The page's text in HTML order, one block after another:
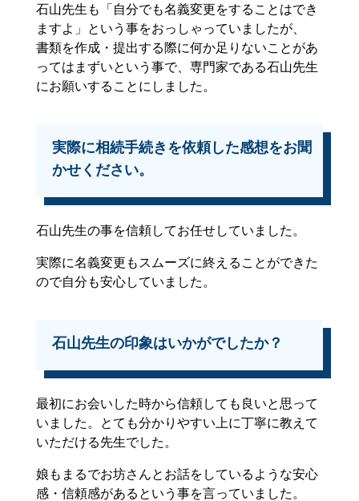
石山先生も「自分でも名義変更をすることはでき
ますよ」という事をおっしゃっていましたが、
書類を作成・提出する際に何か足りないことがあ
ってはまずいという事で、専門家である石山先生
にお願いすることにしました。
実際に相続手続きを依頼した感想をお聞
かせください。
石山先生の事を信頼してお任せしていました。
実際に名義変更もスムーズに終えることができた
ので自分も安心していました。
石山先生の印象はいかがでしたか？
最初にお会いした時から信頼しても良いと思って
いました。とても分かりやすい上に丁寧に教えて
いただける先生でした。
娘もまるでお坊さんとお話をしているような安心
感・信頼感があるという事を言っていました。